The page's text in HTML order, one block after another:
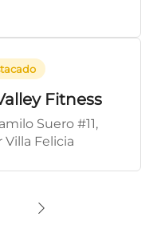
Fitness
Suero #11,
Villa Felicia